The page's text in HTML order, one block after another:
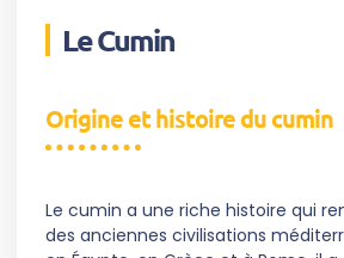
Le Cumin
Origine et histoire du cumin
Le cumin a une riche histoire qui
des anciennes civilisations